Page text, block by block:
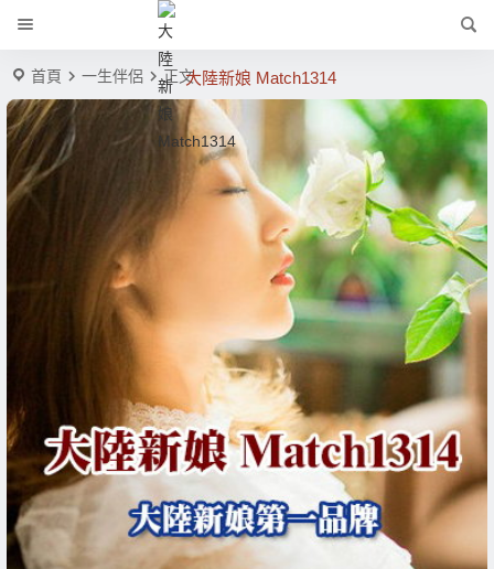
大陸新娘 Match1314
首頁 一生伴侶 正文